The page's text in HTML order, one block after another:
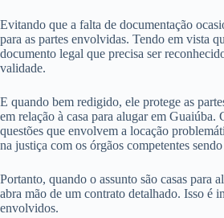
Evitando que a falta de documentação
para as partes envolvidas. Tendo em vista
documento legal que precisa ser
validade.
E quando bem redigido, ele protege as
em relação à casa para alugar em Guaiúba.
questões que envolvem a locação
na justiça com os órgãos competentes
Portanto, quando o assunto são casas para
abra mão de um contrato detalhado. Isso é
envolvidos.